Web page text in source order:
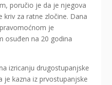
poručio je da je njegova
kriv za ratne zločine. Dana
je
osuđen na 20 godina
izricanju drugostupanjske
je kazna iz prvostupanjske